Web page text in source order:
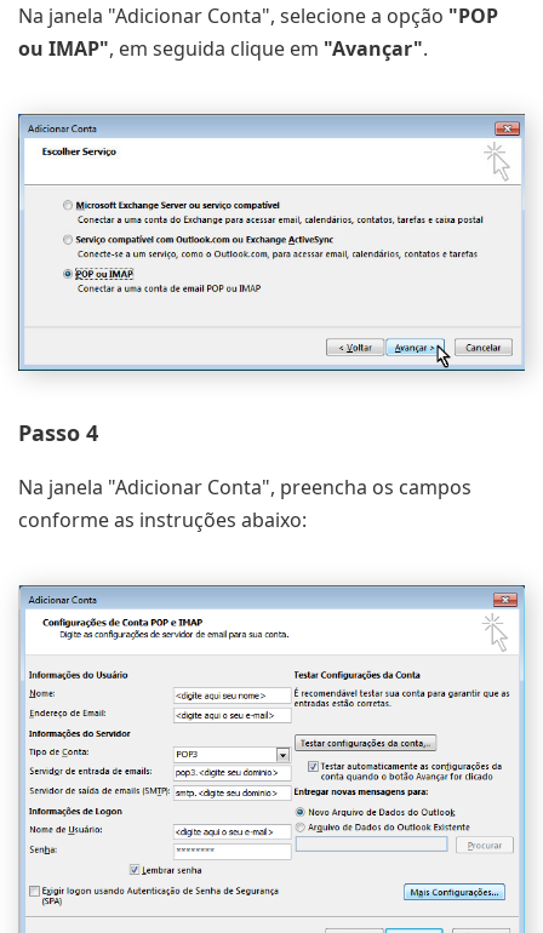
Na janela "Adicionar Conta", selecione a opção "POP
ou IMAP", em seguida clique em "Avançar".
Passo 4
Na janela "Adicionar Conta", preencha os campos
conforme as instruções abaixo: